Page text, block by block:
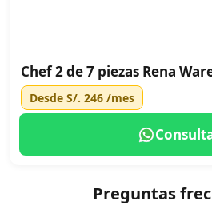
Chef 2 de 7 piezas Rena
Desde S/. 246 /mes
Preguntas